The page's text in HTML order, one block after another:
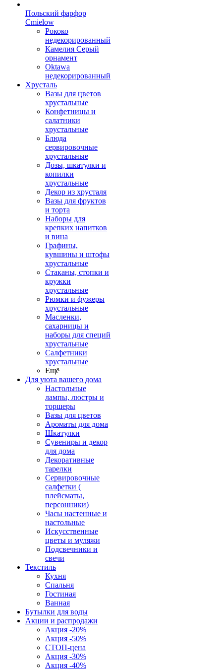
Польский фарфор
Сmielow
Рококо
недекорированный
Камелия Серый
орнамент
Oktawa
недекорированный
Хрусталь
Вазы для цветов
хрустальные
Конфетницы и
салатники
хрустальные
Блюда
сервировочные
хрустальные
Дозы, шкатулки и
копилки
хрустальные
Декор из хрусталя
Вазы для фруктов
и торта
Наборы для
крепких напитков
и вина
Графины,
кувшины и штофы
хрустальные
Стаканы, стопки и
кружки
хрустальные
Рюмки и фужеры
хрустальные
Масленки,
сахарницы и
наборы для специй
хрустальные
Салфетники
хрустальные
Ещё
Для уюта вашего дома
Настольные
лампы, люстры и
торшеры
Вазы для цветов
Ароматы для дома
Шкатулки
Сувениры и декор
для дома
Декоративные
тарелки
Сервировочные
салфетки (
плейсматы,
персонники)
Часы настенные и
настольные
Искусственные
цветы и муляжи
Подсвечники и
свечи
Текстиль
Кухня
Спальня
Гостиная
Ванная
Бутылки для воды
Акции и распродажи
Акция -20%
Акция -50%
СТОП-цена
Акция -30%
Акция -40%